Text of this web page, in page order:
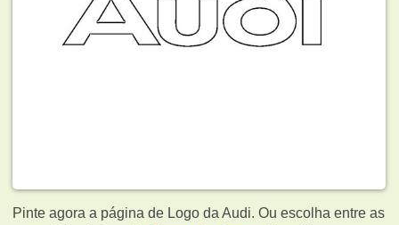
Pinte agora a página de Logo da Audi. Ou escolha entre as